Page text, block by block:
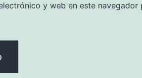
y web en este navegador